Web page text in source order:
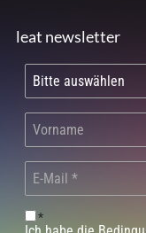
leat newsletter
*